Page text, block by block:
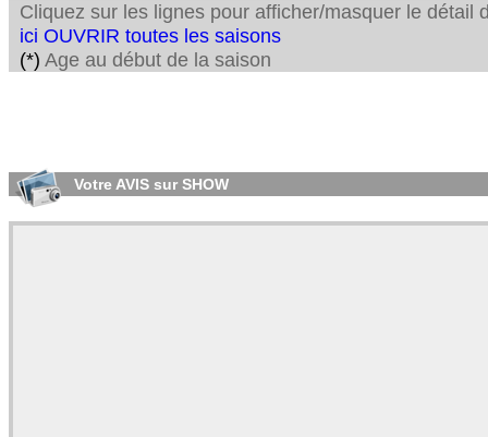
Cliquez sur les lignes pour afficher/masquer le détail
ici OUVRIR toutes les saisons
(*) Age au début de la saison
Votre AVIS sur SHOW